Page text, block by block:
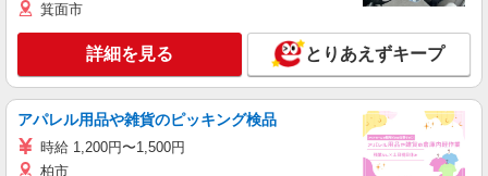
箕面市
詳細を見る とりあえずキープ
アパレル用品や雑貨のピッキング検品
時給 1,200円〜1,500円
柏市